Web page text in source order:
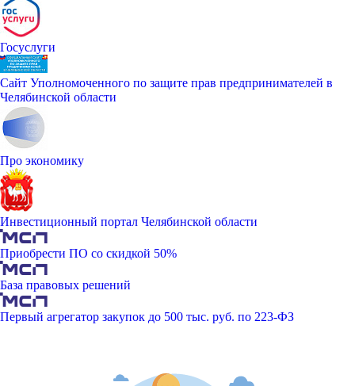
Госуслуги
Сайт Уполномоченного по защите прав предпринимателей в
Челябинской области
Про экономику
Инвестиционный портал Челябинской области
Приобрести ПО со скидкой 50%
База правовых решений
Первый агрегатор закупок до 500 тыс. руб. по 223-ФЗ